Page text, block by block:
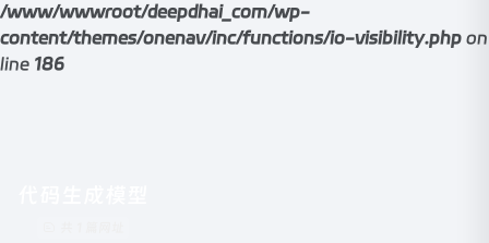
/www/wwwroot/deepdhai_com/wp-
content/themes/onenav/inc/functions/io-visibility.php on
line 186